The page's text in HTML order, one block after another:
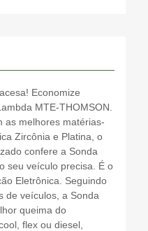
2269078520Economize
MTE-THOMSON.
as melhores matérias-
Zircônia e Platina, o
confere a Sonda
seu veículo precisa. É o
Eletrônica. Seguindo
de veículos, a Sonda
queima do
flex ou diesel,